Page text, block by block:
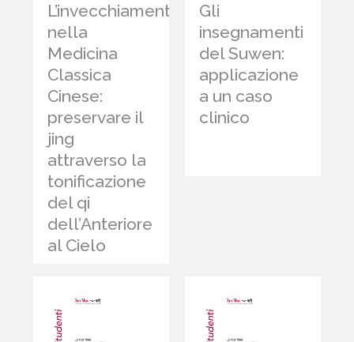
L’invecchiamento
nella
Medicina
Classica
Cinese:
preservare il
jing
attraverso la
tonificazione
del qi
dell’Anteriore
al Cielo
Gli
insegnamenti
del Suwen:
applicazione
a un caso
clinico